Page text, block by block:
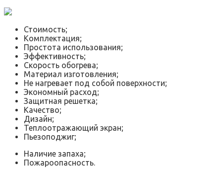
Стоимость;
Комплектация;
Простота использования;
Эффективность;
Скорость обогрева;
Материал изготовления;
Не нагревает под собой поверхности;
Экономный расход;
Защитная решетка;
Качество;
Дизайн;
Теплоотражающий экран;
Пьезоподжиг;
Наличие запаха;
Пожароопасность.